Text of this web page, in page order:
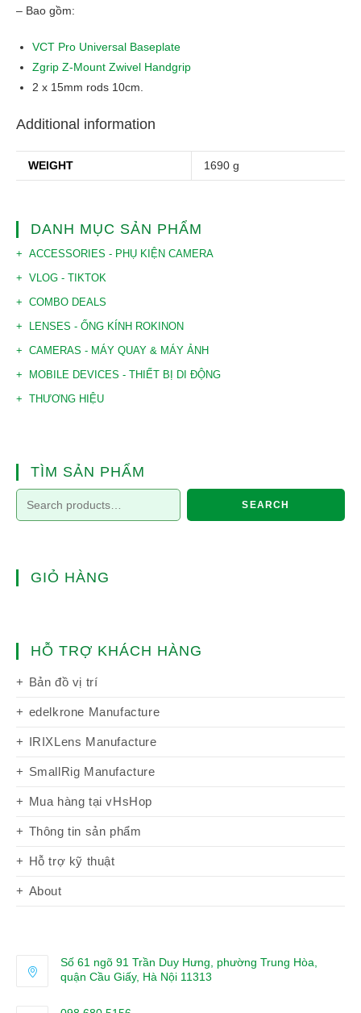
– Bao gồm:
VCT Pro Universal Baseplate
Zgrip Z-Mount Zwivel Handgrip
2 x 15mm rods 10cm.
Additional information
WEIGHT 1690 g
DANH MỤC SẢN PHẨM
ACCESSORIES - PHỤ KIỆN CAMERA
VLOG - TIKTOK
COMBO DEALS
LENSES - ỐNG KÍNH ROKINON
CAMERAS - MÁY QUAY & MÁY ẢNH
MOBILE DEVICES - THIẾT BỊ DI ĐỘNG
THƯƠNG HIỆU
TÌM SẢN PHẨM
SEARCH
GIỎ HÀNG
HỖ TRỢ KHÁCH HÀNG
Bản đồ vị trí
edelkrone Manufacture
IRIXLens Manufacture
SmallRig Manufacture
Mua hàng tại vHsHop
Thông tin sản phẩm
Hỗ trợ kỹ thuật
About
Số 61 ngõ 91 Trần Duy Hưng, phường Trung Hòa,
quận Cầu Giấy, Hà Nội 11313